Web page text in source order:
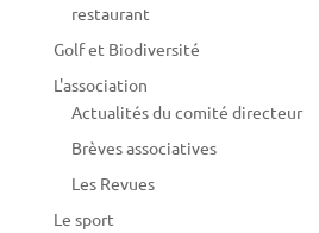
restaurant
Golf et Biodiversité
L'association
Actualités du comité directeur
Brèves associatives
Les Revues
Le sport